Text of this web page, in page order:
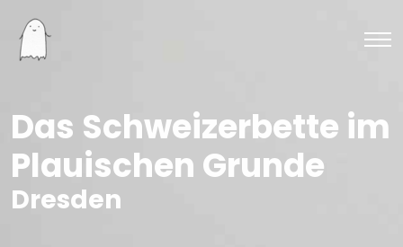
Das Schweizerbette im
Plauischen Grunde
Dresden